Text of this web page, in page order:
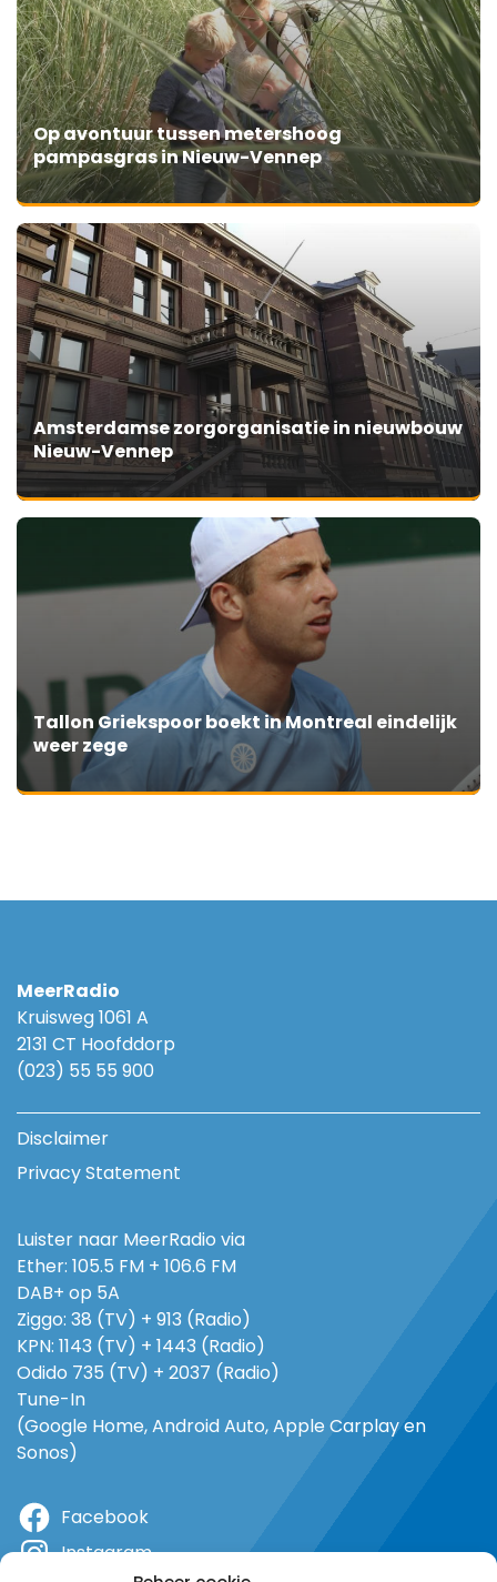
Op avontuur tussen metershoog
pampasgras in Nieuw-Vennep
Amsterdamse zorgorganisatie in nieuwbouw
Nieuw-Vennep
Tallon Griekspoor boekt in Montreal eindelijk
weer zege
MeerRadio
Kruisweg 1061 A
2131 CT Hoofddorp
(023) 55 55 900
Disclaimer
Privacy Statement
Luister naar MeerRadio via
Ether: 105.5 FM + 106.6 FM
DAB+ op 5A
Ziggo: 38 (TV) + 913 (Radio)
KPN: 1143 (TV) + 1443 (Radio)
Odido 735 (TV) + 2037 (Radio)
Tune-In
(Google Home, Android Auto, Apple Carplay en
Sonos)
Facebook
Instagram